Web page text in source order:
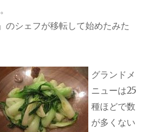
のシェフが移転して始めたみた
グランドメ
ニューは25
種ほどで数
が多くない